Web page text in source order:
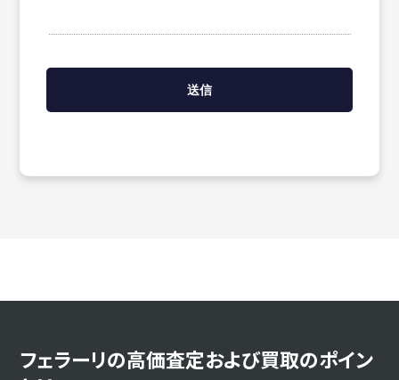
フェラーリの高価査定および買取のポイン